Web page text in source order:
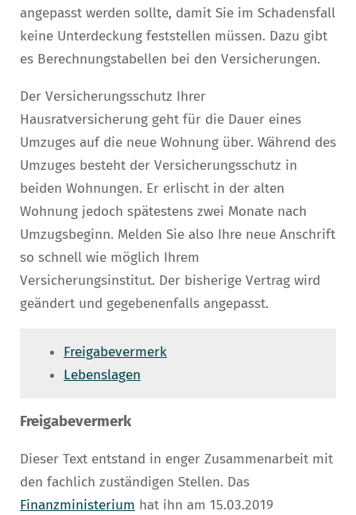
angepasst werden sollte, damit Sie im Schadensfall
keine Unterdeckung feststellen müssen. Dazu gibt
es Berechnungstabellen bei den Versicherungen.
Der Versicherungsschutz Ihrer
Hausratversicherung geht für die Dauer eines
Umzuges auf die neue Wohnung über. Während des
Umzuges besteht der Versicherungsschutz in
beiden Wohnungen. Er erlischt in der alten
Wohnung jedoch spätestens zwei Monate nach
Umzugsbeginn. Melden Sie also Ihre neue Anschrift
so schnell wie möglich Ihrem
Versicherungsinstitut. Der bisherige Vertrag wird
geändert und gegebenenfalls angepasst.
Freigabevermerk
Lebenslagen
Freigabevermerk
Dieser Text entstand in enger Zusammenarbeit mit
den fachlich zuständigen Stellen. Das
Finanzministerium hat ihn am 15.03.2019